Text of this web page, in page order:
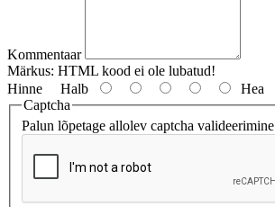
Kommentaar
Märkus: HTML kood ei ole lubatud!
Hinne Halb
Hea
Captcha
Palun lõpetage allolev captcha valideerimine